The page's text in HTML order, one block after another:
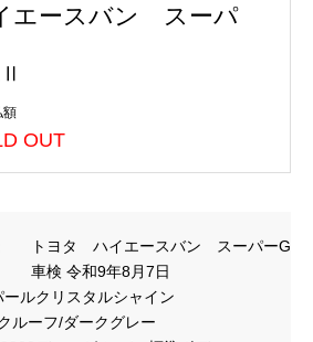
エースバン スーパ
Ⅱ
額
OUT
　トヨタ　ハイエースバン　スーパーGL
　 車検 令和9年8月7日
ルクリスタルシャイン
ルーフ/ダークグレー